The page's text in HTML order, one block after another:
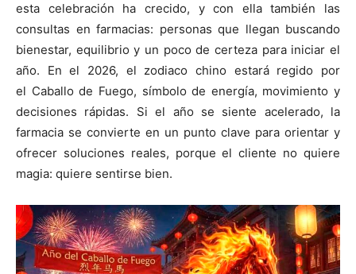
esta celebración ha crecido, y con ella también las
consultas en farmacias: personas que llegan buscando
bienestar, equilibrio y un poco de certeza para iniciar el
año. En el 2026, el zodiaco chino estará regido por
el Caballo de Fuego, símbolo de energía, movimiento y
decisiones rápidas. Si el año se siente acelerado, la
farmacia se convierte en un punto clave para orientar y
ofrecer soluciones reales, porque el cliente no quiere
magia: quiere sentirse bien.